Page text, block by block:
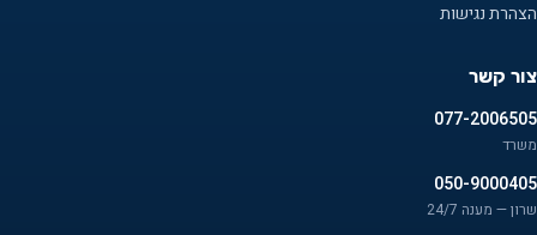
הצהרת נגישות
צור קשר
077-2006505
משרד
050-9000405
שרון — מענה 24/7